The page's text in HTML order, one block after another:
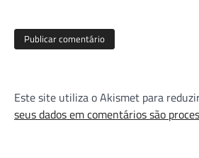
Este site utiliza o Akismet para
seus dados em comentários são